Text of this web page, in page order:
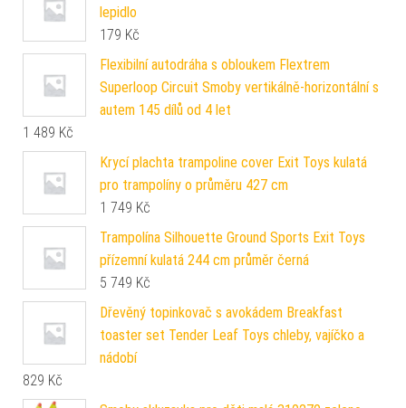
lepidlo
179 Kč
Flexibilní autodráha s obloukem Flextrem
Superloop Circuit Smoby vertikálně-horizontální s
autem 145 dílů od 4 let
1 489 Kč
Krycí plachta trampoline cover Exit Toys kulatá
pro trampolíny o průměru 427 cm
1 749 Kč
Trampolína Silhouette Ground Sports Exit Toys
přízemní kulatá 244 cm průměr černá
5 749 Kč
Dřevěný topinkovač s avokádem Breakfast
toaster set Tender Leaf Toys chleby, vajíčko a
nádobí
829 Kč